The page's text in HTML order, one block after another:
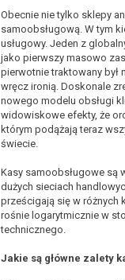
Obecnie nie tylko sklepy
samoobsługową. W tym
usługowy. Jeden z
jako pierwszy masowo
pierwotnie traktowany był
wręcz ironią. Doskonale
nowego modelu obsługi
widowiskowe efekty, że
którym podążają teraz
świecie.
Kasy samoobsługowe są
dużych sieciach
prześcigają się w różnych
rośnie logarytmicznie w
technicznego.
Jakie są główne zalety